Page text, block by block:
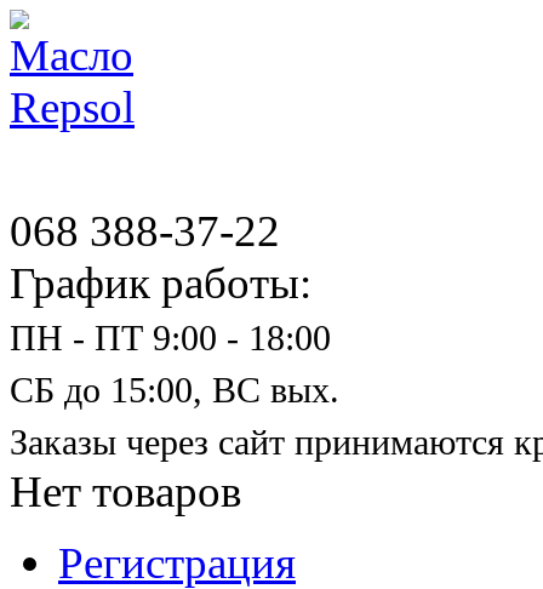
068 388-37-22
График работы:
ПН - ПТ 9:00 - 18:00
СБ до 15:00, ВС вых.
Заказы через сайт принимаются
Нет товаров
Регистрация